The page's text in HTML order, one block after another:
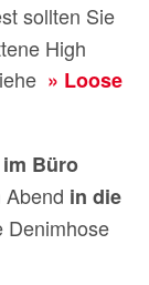
sollten Sie
High
Loose
im Büro
in die
Denimhose